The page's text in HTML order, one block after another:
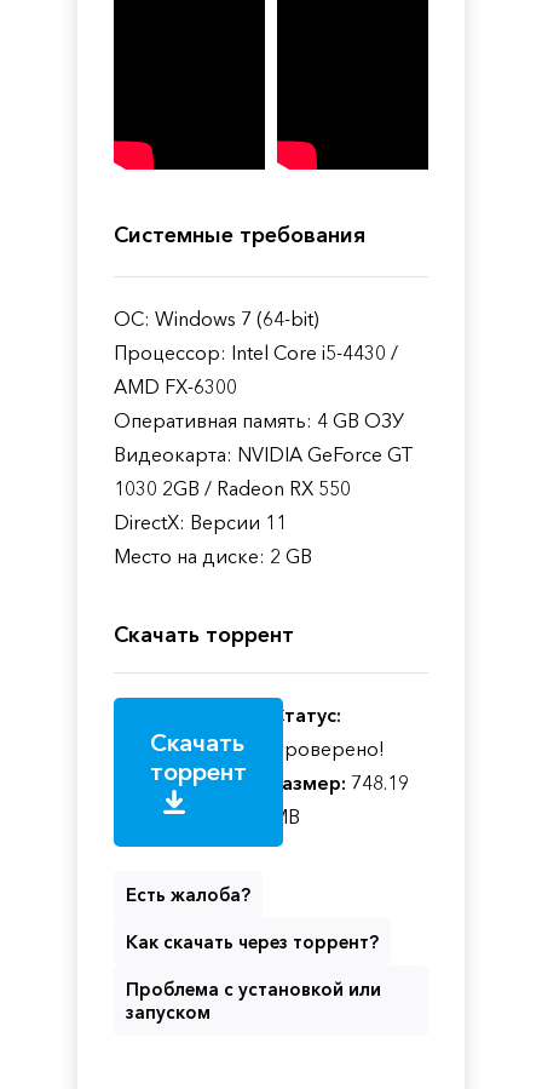
Системные требования
ОС: Windows 7 (64-bit)
Процессор: Intel Core i5-4430 /
AMD FX-6300
Оперативная память: 4 GB ОЗУ
Видеокарта: NVIDIA GeForce GT
1030 2GB / Radeon RX 550
DirectX: Версии 11
Место на диске: 2 GB
Скачать торрент
Скачать
торрент
Статус:
Проверено!
Размер: 748.19
MB
Есть жалоба?
Как скачать через торрент?
Проблема с установкой или
запуском